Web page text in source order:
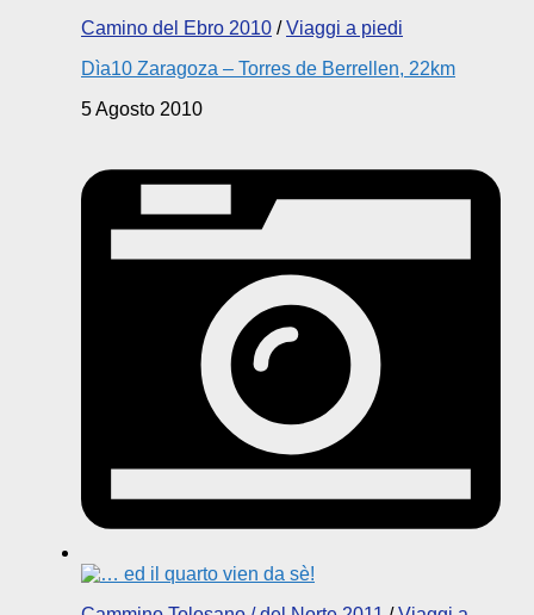
Camino del Ebro 2010 /Viaggi a piedi
Dìa10 Zaragoza – Torres de Berrellen, 22km
5 Agosto 2010